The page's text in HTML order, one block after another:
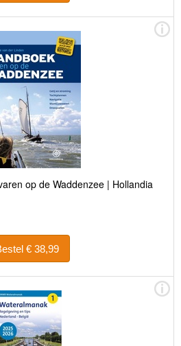
op de Waddenzee | Hollandia
Bestel € 38,99